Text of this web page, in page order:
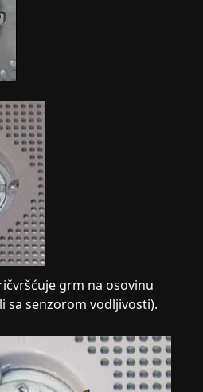
grm na osovinu
sa senzorom vodljivosti).